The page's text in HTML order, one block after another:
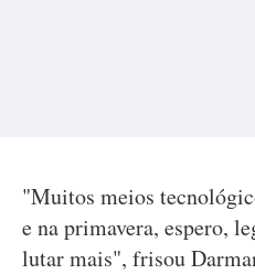
"Muitos meios
e na primavera, espero,
lutar mais", frisou